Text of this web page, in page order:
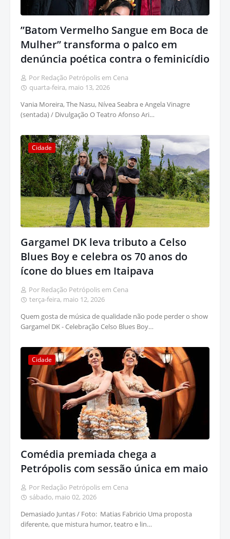
”Batom Vermelho Sangue em Boca de
Mulher” transforma o palco em
denúncia poética contra o feminicídio
Por Redação Petrópolis em Cena
quarta-feira, maio 13, 2026
Vania Moreira, The Nasu, Nívea Seabra e Angela Vinagre
(sentada) / Divulgação O Teatro Afonso Ari…
Cidade
Gargamel DK leva tributo a Celso
Blues Boy e celebra os 70 anos do
ícone do blues em Itaipava
Por Redação Petrópolis em Cena
terça-feira, maio 12, 2026
Quem gosta de música de qualidade não pode perder o show
Gargamel DK - Celebração Celso Blues Boy…
Cidade
Comédia premiada chega a
Petrópolis com sessão única em maio
Por Redação Petrópolis em Cena
sábado, maio 02, 2026
Demasiado Juntas / Foto: Matias Fabricio Uma proposta
diferente, que mistura humor, teatro e lin…